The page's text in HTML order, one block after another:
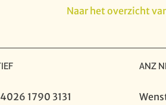
vol.
Welffens
Naar het overzicht
1790 3131
ANZ